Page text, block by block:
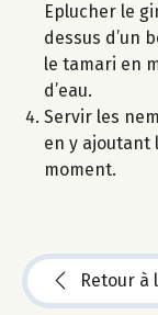
Eplucher le
dessus d’un
le tamari en
d’eau.
Servir les
en y ajoutant
moment.
Retour à